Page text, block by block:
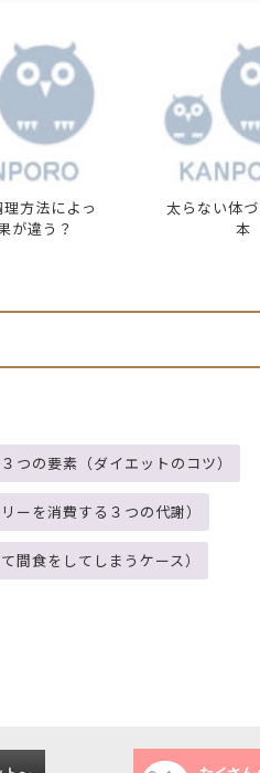
方法によっ
が違う？
太らない体
本
つの要素（ダイエットのコツ）
ーを消費する３つの代謝）
間食をしてしまうケース）